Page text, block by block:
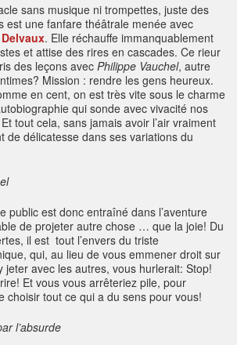
sans musique ni trompettes, juste des
est une fanfare théâtrale menée avec
. Elle réchauffe immanquablement
et attise des rires en cascades. Ce rieur
des leçons avec Philippe Vauchel, autre
Mission : rendre les gens heureux.
en cent, on est très vite sous le charme
qui sonde avec vivacité nos
tout cela, sans jamais avoir l’air vraiment
de délicatesse dans ses variations du
public est donc entraîné dans l’aventure
de projeter autre chose … que la joie! Du
il est tout l’envers du triste
qui, au lieu de vous emmener droit sur
jeter avec les autres, vous hurlerait: Stop!
Et vous vous arrêteriez pile, pour
choisir tout ce qui a du sens pour vous!
l’absurde